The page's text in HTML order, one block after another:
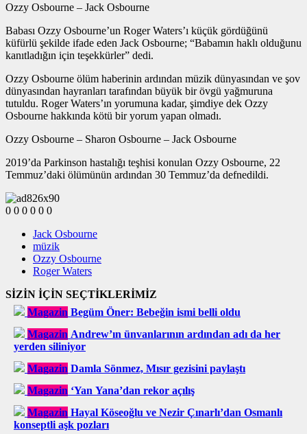
Ozzy Osbourne – Jack Osbourne
Babası Ozzy Osbourne’un Roger Waters’ı küçük gördüğünü
küfürlü şekilde ifade eden Jack Osbourne; “Babamın haklı olduğunu
kanıtladığın için teşekkürler” dedi.
Ozzy Osbourne ölüm haberinin ardından müzik dünyasından ve şov
dünyasından hayranları tarafından büyük bir övgü yağmuruna
tutuldu. Roger Waters’ın yorumuna kadar, şimdiye dek Ozzy
Osbourne hakkında kötü bir yorum yapan olmadı.
Ozzy Osbourne – Sharon Osbourne – Jack Osbourne
2019’da Parkinson hastalığı teşhisi konulan Ozzy Osbourne, 22
Temmuz’daki ölümünün ardından 30 Temmuz’da defnedildi.
0 0 0 0 0 0
Jack Osbourne
müzik
Ozzy Osbourne
Roger Waters
SİZİN İÇİN SEÇTİKLERİMİZ
Magazin Begüm Öner: Bebeğin ismi belli oldu
Magazin Andrew’ın ünvanlarının ardından adı da her
yerden siliniyor
Magazin Damla Sönmez, Mısır gezisini paylaştı
Magazin ‘Yan Yana’dan rekor açılış
Magazin Hayal Köseoğlu ve Nezir Çınarlı’dan Osmanlı
konseptli aşk pozları